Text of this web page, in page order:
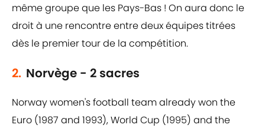
même groupe que les Pays-Bas ! On aura donc le
droit à une rencontre entre deux équipes titrées
dès le premier tour de la compétition.
2. Norvège - 2 sacres
Norway women's football team already won the
Euro (1987 and 1993), World Cup (1995) and the